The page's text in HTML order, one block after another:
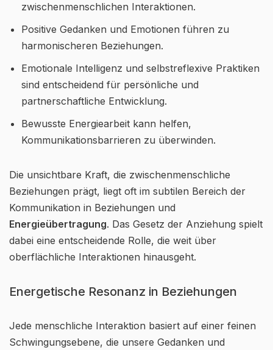
zwischenmenschlichen Interaktionen.
Positive Gedanken und Emotionen führen zu
harmonischeren Beziehungen.
Emotionale Intelligenz und selbstreflexive Praktiken
sind entscheidend für persönliche und
partnerschaftliche Entwicklung.
Bewusste Energiearbeit kann helfen,
Kommunikationsbarrieren zu überwinden.
Die unsichtbare Kraft, die zwischenmenschliche
Beziehungen prägt, liegt oft im subtilen Bereich der
Kommunikation in Beziehungen und
Energieübertragung. Das Gesetz der Anziehung spielt
dabei eine entscheidende Rolle, die weit über
oberflächliche Interaktionen hinausgeht.
Energetische Resonanz in Beziehungen
Jede menschliche Interaktion basiert auf einer feinen
Schwingungsebene, die unsere Gedanken und